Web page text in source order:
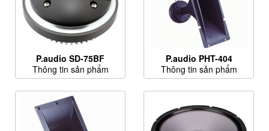
P.audio SD-75BF
Thông tin sản phẩm
P.audio PHT-404
Thông tin sản phẩm